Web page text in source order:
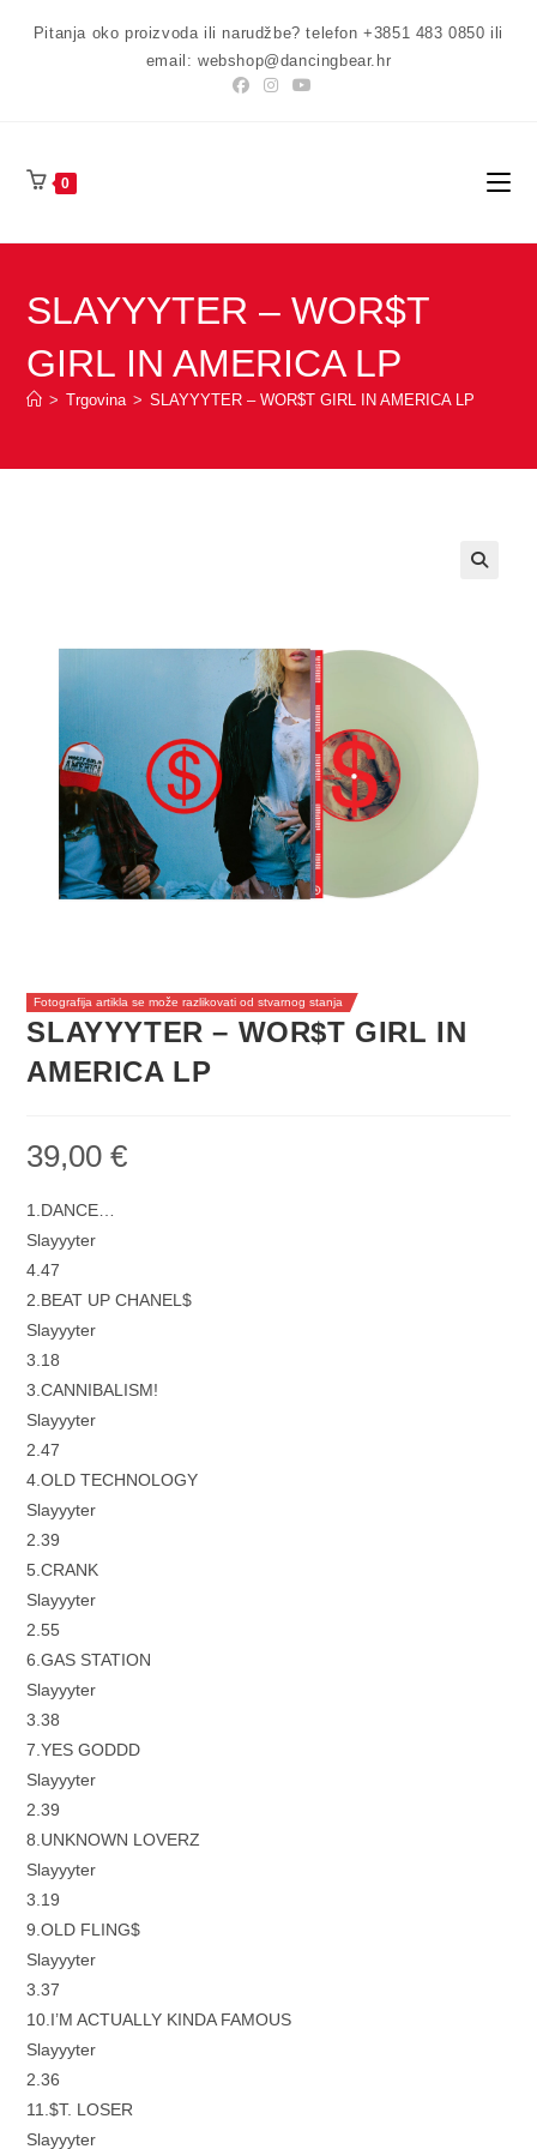
Pitanja oko proizvoda ili narudžbe? telefon +3851 483 0850 ili
email: webshop@dancingbear.hr
0
SLAYYYTER – WOR$T
GIRL IN AMERICA LP
> Trgovina > SLAYYYTER – WOR$T GIRL IN AMERICA LP
Fotografija artikla se može razlikovati od stvarnog stanja
SLAYYYTER – WOR$T GIRL IN
AMERICA LP
39,00€
1.DANCE…
Slayyyter
4.47
2.BEAT UP CHANEL$
Slayyyter
3.18
3.CANNIBALISM!
Slayyyter
2.47
4.OLD TECHNOLOGY
Slayyyter
2.39
5.CRANK
Slayyyter
2.55
6.GAS STATION
Slayyyter
3.38
7.YES GODDD
Slayyyter
2.39
8.UNKNOWN LOVERZ
Slayyyter
3.19
9.OLD FLING$
Slayyyter
3.37
10.I’M ACTUALLY KINDA FAMOUS
Slayyyter
2.36
11.$T. LOSER
Slayyyter